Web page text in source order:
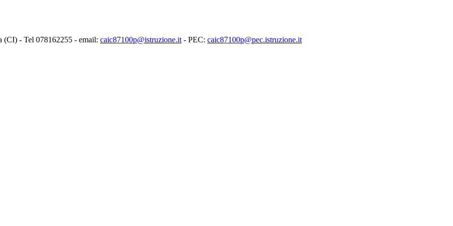
(CI) - Tel 078162255 - email: caic87100p@istruzione.it - PEC: caic87100p@pec.istruzione.it